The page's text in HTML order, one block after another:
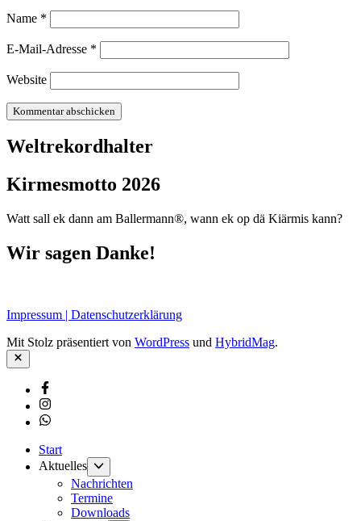
Name *
E-Mail-Adresse *
Website
Weltrekordhalter
Kirmesmotto 2026
Watt sall ek dann am Ballermann®, wann ek op dä Kiärmis kann?
Wir sagen Danke!
Impressum | Datenschutzerklärung
Mit Stolz präsentiert von WordPress und HybridMag.
Schließen
Facebook
Instagram
Whatsapp
Start
Aktuelles
Untermenü
anzeigen
Nachrichten
Termine
Downloads